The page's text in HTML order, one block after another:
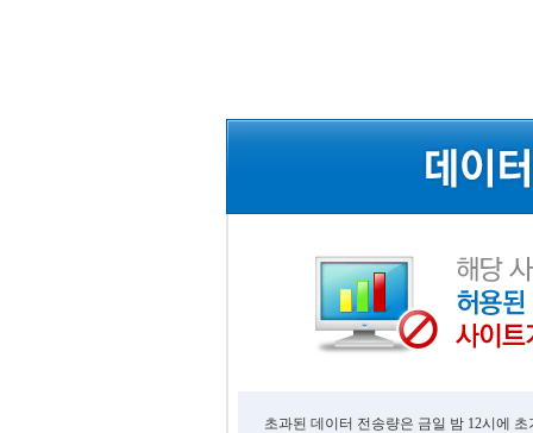
초과된 데이터 전송량은 금일 밤 12시에